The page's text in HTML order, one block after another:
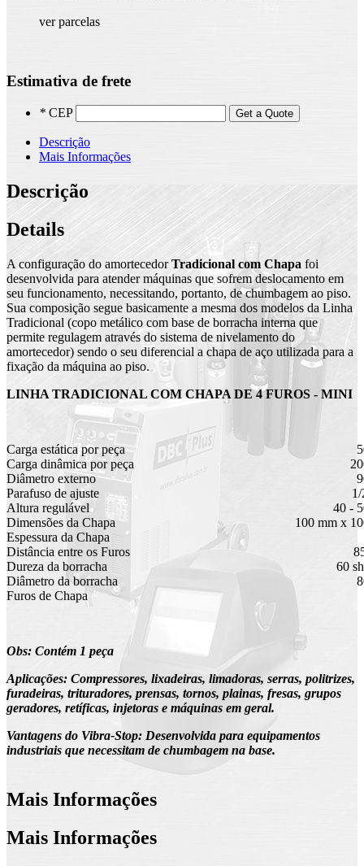
ver parcelas
Estimativa de frete
* CEP Get a Quote
Descrição
Mais Informações
Descrição
Details
A configuração do amortecedorTradicional com Chapa foi
desenvolvida para atender máquinas que sofrem deslocamento em
seu funcionamento, necessitando, portanto, de chumbagem ao piso.
Sua composição segue basicamente a mesma dos modelos da Linha
Tradicional (copo metálico com base de borracha interna que
permite regulagem através do sistema de nivelamento do
amortecedor) sendo o seu diferencial a chapa de aço utilizada para a
fixação da máquina ao piso.
LINHA TRADICIONAL COM CHAPA DE 4 FUROS - MINI
Carga estática por peça
Carga dinâmica por peça
Diâmetro externo
Parafuso de ajuste
Altura regulável
40 -
Dimensões da Chapa
100 mm x
Espessura da Chapa
Distância entre os Furos
Dureza da borracha
60
Diâmetro da borracha
Furos de Chapa
Obs: Contém 1 peça
Aplicações: Compressores, lixadeiras, limadoras, serras, politrizes,
furadeiras, trituradores, prensas, tornos, plainas, fresas, grupos
geradores, retíficas, injetoras e máquinas em geral.
Vantagens do Vibra-Stop: Desenvolvida para equipamentos
industriais que necessitam de chumbagem na base.
Mais Informações
Mais Informações